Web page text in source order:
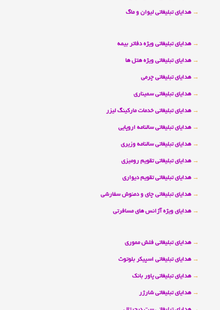
→ هدایای تبلیغاتی لیوان و ماگ
→ هدایای تبلیغاتی ویژه دفاتر بیمه
→ هدایای تبلیغاتی ویژه هتل ها
→ هدایای تبلیغاتی چرمی
→ هدایای تبلیغاتی سمیناری
→ هدایای تبلیغاتی خدمات مارکینگ لیزر
→ هدایای تبلیغاتی سالنامه اروپایی
→ هدایای تبلیغاتی سالنامه وزیری
→ هدایای تبلیغاتی تقویم رومیزی
→ هدایای تبلیغاتی تقویم دیواری
→ هدایای تبلیغاتی چای و دمنوش سفارشی
→ هدایای ویژه آژانس های مسافرتی
→ هدایای تبلیغاتی فلش مموری
→ هدایای تبلیغاتی اسپیکر بلوتوث
→ هدایای تبلیغاتی پاور بانک
→ هدایای تبلیغاتی شارژر